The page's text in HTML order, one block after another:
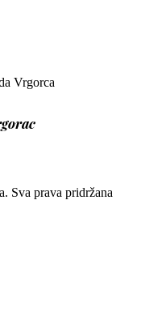
Vrgorca
Sva prava pridržana